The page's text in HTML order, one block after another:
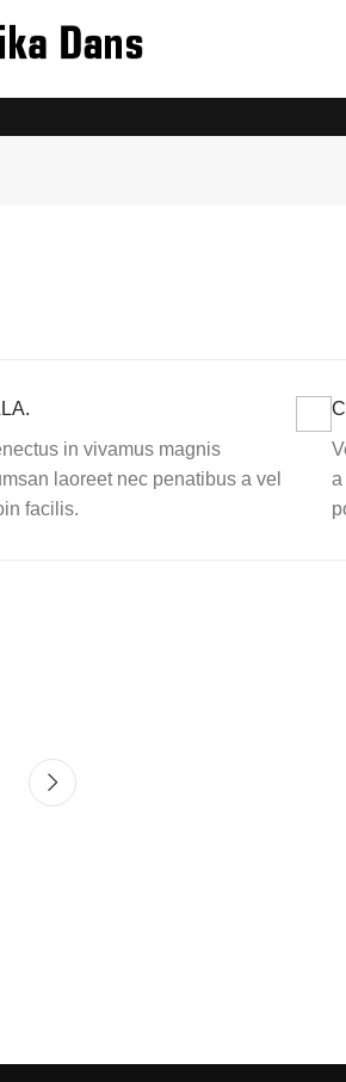
in vivamus magnis
laoreet nec penatibus a vel
facilis.
a